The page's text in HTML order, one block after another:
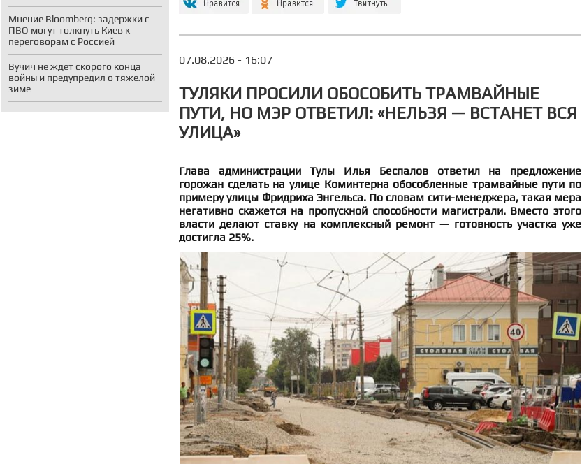
Мнение Bloomberg: задержки с
ПВО могут толкнуть Киев к
переговорам с Россией
Вучич не ждёт скорого конца
войны и предупредил о тяжёлой
зиме
07.08.2026 - 16:07
ТУЛЯКИ ПРОСИЛИ ОБОСОБИТЬ ТРАМВАЙНЫЕ
ПУТИ, НО МЭР ОТВЕТИЛ: «НЕЛЬЗЯ — ВСТАНЕТ ВСЯ
УЛИЦА»
Глава администрации Тулы Илья Беспалов ответил на предложение
горожан сделать на улице Коминтерна обособленные трамвайные пути по
примеру улицы Фридриха Энгельса. По словам сити-менеджера, такая мера
негативно скажется на пропускной способности магистрали. Вместо этого
власти делают ставку на комплексный ремонт — готовность участка уже
достигла 25%.